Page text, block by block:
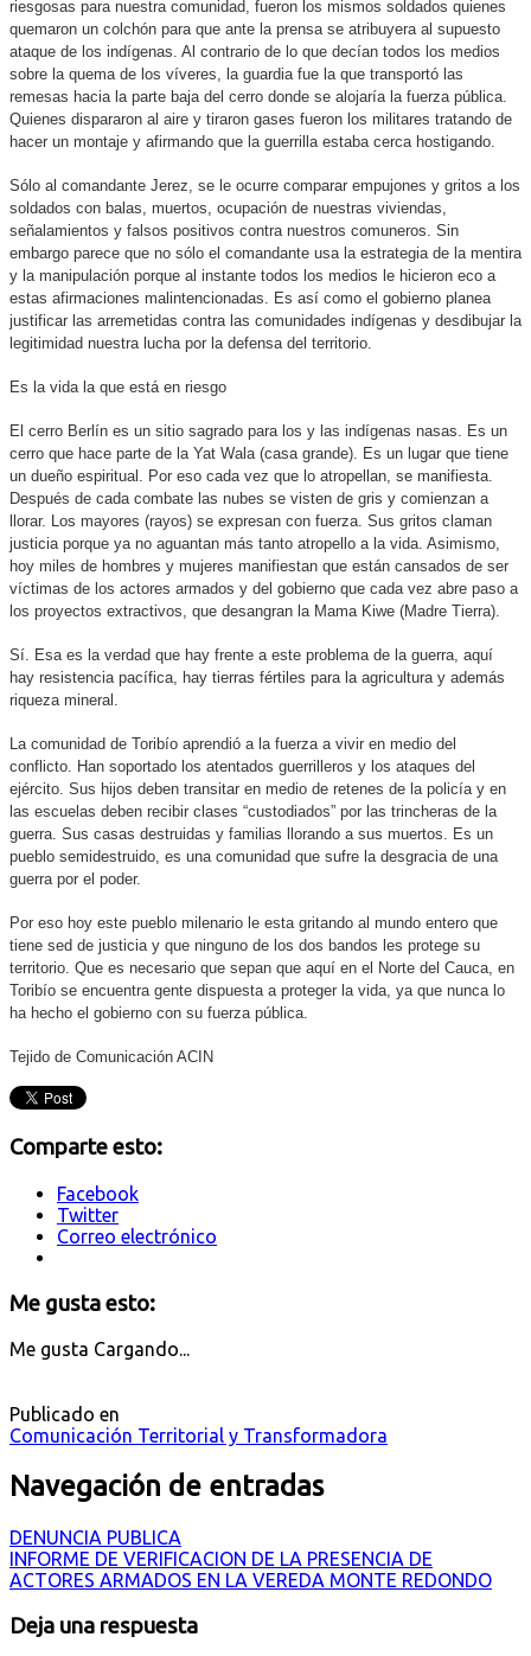
riesgosas para nuestra comunidad, fueron los mismos soldados quienes
quemaron un colchón para que ante la prensa se atribuyera al supuesto
ataque de los indígenas. Al contrario de lo que decían todos los medios
sobre la quema de los víveres, la guardia fue la que transportó las
remesas hacia la parte baja del cerro donde se alojaría la fuerza pública.
Quienes dispararon al aire y tiraron gases fueron los militares tratando de
hacer un montaje y afirmando que la guerrilla estaba cerca hostigando.
Sólo al comandante Jerez, se le ocurre comparar empujones y gritos a los
soldados con balas, muertos, ocupación de nuestras viviendas,
señalamientos y falsos positivos contra nuestros comuneros. Sin
embargo parece que no sólo el comandante usa la estrategia de la mentira
y la manipulación porque al instante todos los medios le hicieron eco a
estas afirmaciones malintencionadas. Es así como el gobierno planea
justificar las arremetidas contra las comunidades indígenas y desdibujar la
legitimidad nuestra lucha por la defensa del territorio.
Es la vida la que está en riesgo
El cerro Berlín es un sitio sagrado para los y las indígenas nasas. Es un
cerro que hace parte de la Yat Wala (casa grande). Es un lugar que tiene
un dueño espiritual. Por eso cada vez que lo atropellan, se manifiesta.
Después de cada combate las nubes se visten de gris y comienzan a
llorar. Los mayores (rayos) se expresan con fuerza. Sus gritos claman
justicia porque ya no aguantan más tanto atropello a la vida. Asimismo,
hoy miles de hombres y mujeres manifiestan que están cansados de ser
víctimas de los actores armados y del gobierno que cada vez abre paso a
los proyectos extractivos, que desangran la Mama Kiwe (Madre Tierra).
Sí. Esa es la verdad que hay frente a este problema de la guerra, aquí
hay resistencia pacífica, hay tierras fértiles para la agricultura y además
riqueza mineral.
La comunidad de Toribío aprendió a la fuerza a vivir en medio del
conflicto. Han soportado los atentados guerrilleros y los ataques del
ejército. Sus hijos deben transitar en medio de retenes de la policía y en
las escuelas deben recibir clases “custodiados” por las trincheras de la
guerra. Sus casas destruidas y familias llorando a sus muertos. Es un
pueblo semidestruido, es una comunidad que sufre la desgracia de una
guerra por el poder.
Por eso hoy este pueblo milenario le esta gritando al mundo entero que
tiene sed de justicia y que ninguno de los dos bandos les protege su
territorio. Que es necesario que sepan que aquí en el Norte del Cauca, en
Toribío se encuentra gente dispuesta a proteger la vida, ya que nunca lo
ha hecho el gobierno con su fuerza pública.
Tejido de Comunicación ACIN
Comparte esto:
Facebook
Twitter
Correo electrónico
Me gusta esto:
Me gusta Cargando...
Publicado en
Comunicación Territorial y Transformadora
Navegación de entradas
DENUNCIA PUBLICA
INFORME DE VERIFICACION DE LA PRESENCIA DE
ACTORES ARMADOS EN LA VEREDA MONTE REDONDO
Deja una respuesta